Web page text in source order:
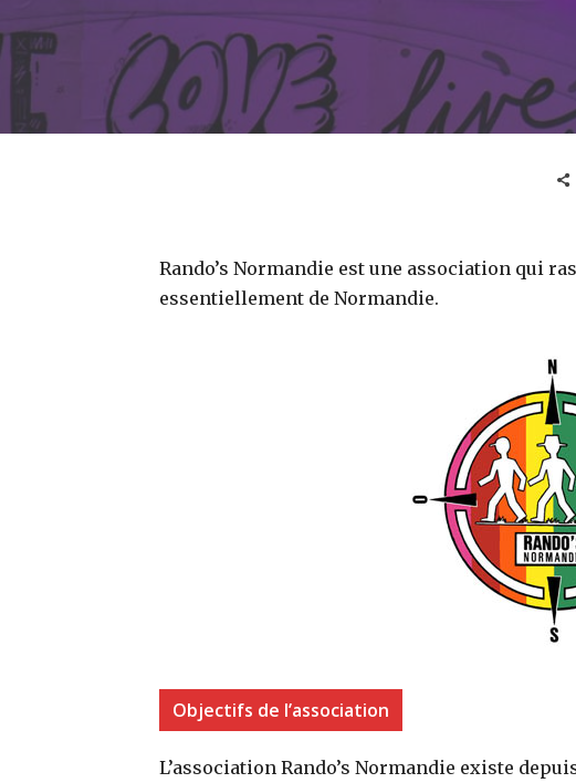
Rando’s Normandie est une association qui
essentiellement de Normandie.
Objectifs de l’association
L’association Rando’s Normandie existe